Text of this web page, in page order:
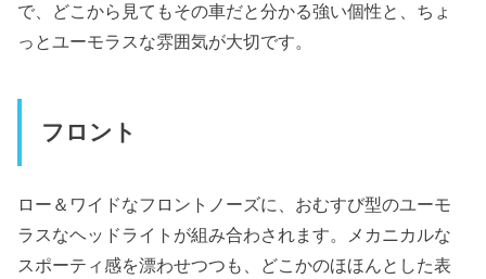
で、どこから見てもその車だと分かる強い個性と、ちょ
っとユーモラスな雰囲気が大切です。
フロント
ロー＆ワイドなフロントノーズに、おむすび型のユーモ
ラスなヘッドライトが組み合わされます。メカニカルな
スポーティ感を漂わせつつも、どこかのほほんとした表